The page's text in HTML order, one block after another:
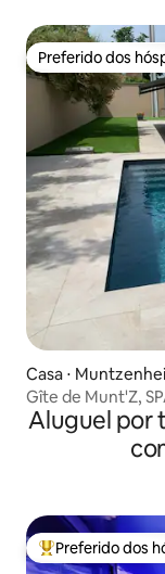
Preferido dos
Preferido dos
Casa ⋅
Gîte de Munt'Z,
Aluguel por
Entre os
Preferido dos